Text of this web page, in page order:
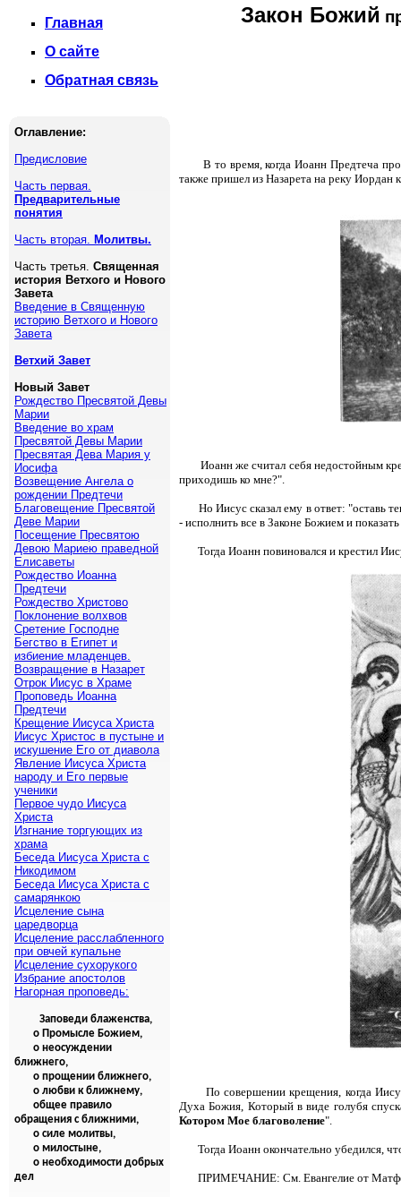
Закон Божий
В то время, когда Иоанн Предтеча
также пришел из Назарета на реку Иордан
Иоанн же считал себя недостойным
приходишь ко мне?".
Но Иисус сказал ему в ответ: "оставь
- исполнить все в Законе Божием и
Тогда Иоанн повиновался и крестил
По совершении крещения, когда
Духа Божия, Который в виде голубя
Котором Мое благоволение".
Тогда Иоанн окончательно убедился,
ПРИМЕЧАНИЕ: См. Евангелие от
Оглавление:
Предисловие
Часть первая.
Предварительные
понятия
Часть вторая. Молитвы.
Часть третья. Священная
история Ветхого и Нового
Завета
Введение в Священную
историю Ветхого и Нового
Завета
Ветхий Завет
Новый Завет
Рождество Пресвятой Девы
Марии
Введение во храм
Пресвятой Девы Марии
Пресвятая Дева Мария у
Иосифа
Возвещение Ангела о
рождении Предтечи
Благовещение Пресвятой
Деве Марии
Посещение Пресвятою
Девою Мариею праведной
Елисаветы
Рождество Иоанна
Предтечи
Рождество Христово
Поклонение волхвов
Сретение Господне
Бегство в Египет и
избиение младенцев.
Возвращение в Назарет
Отрок Иисус в Храме
Проповедь Иоанна
Предтечи
Крещение Иисуса Христа
Иисус Христос в пустыне и
искушение Его от диавола
Явление Иисуса Христа
народу и Его первые
ученики
Первое чудо Иисуса
Христа
Изгнание торгующих из
храма
Беседа Иисуса Христа с
Никодимом
Беседа Иисуса Христа с
самарянкою
Исцеление сына
царедворца
Исцеление расслабленного
при овчей купальне
Исцеление сухорукого
Избрание апостолов
Нагорная проповедь:
Заповеди блаженства,
о Промысле Божием,
о неосуждении
ближнего,
о прощении ближнего,
о любви к ближнему,
общее правило
обращения с ближними,
о силе молитвы,
о милостыне,
о необходимости добрых
дел
Главная
О сайте
Обратная связь